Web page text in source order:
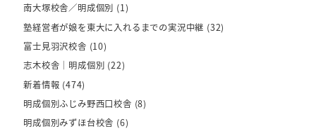
南大塚校舎／明成個別 (1)
塾経営者が娘を東大に入れるまでの実況中継 (32)
富士見羽沢校舎 (10)
志木校舎｜明成個別 (22)
新着情報 (474)
明成個別ふじみ野西口校舎 (8)
明成個別みずほ台校舎 (6)